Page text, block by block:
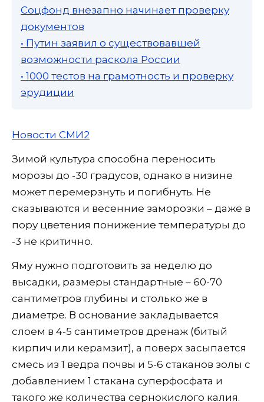
Соцфонд внезапно начинает проверку
документов
• Путин заявил о существовавшей
возможности раскола России
• 1000 тестов на грамотность и проверку
эрудиции
Новости СМИ2
Зимой культура способна переносить
морозы до -30 градусов, однако в низине
может перемерзнуть и погибнуть. Не
сказываются и весенние заморозки – даже в
пору цветения понижение температуры до
-3 не критично.
Яму нужно подготовить за неделю до
высадки, размеры стандартные – 60-70
сантиметров глубины и столько же в
диаметре. В основание закладывается
слоем в 4-5 сантиметров дренаж (битый
кирпич или керамзит), а поверх засыпается
смесь из 1 ведра почвы и 5-6 стаканов золы с
добавлением 1 стакана суперфосфата и
такого же количества сернокислого калия.